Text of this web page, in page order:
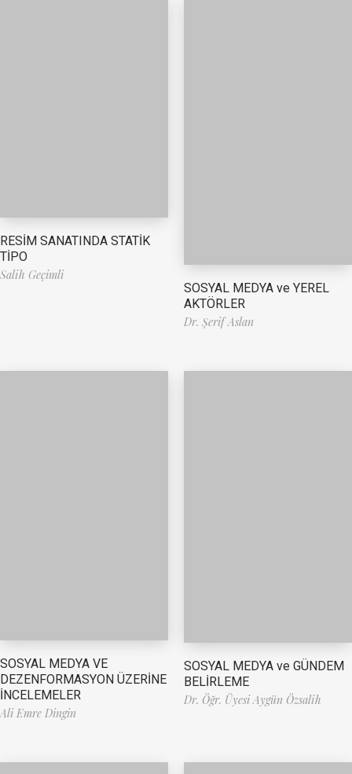
RESİM SANATINDA STATİK
TİPO
Salih Geçimli
SOSYAL MEDYA ve YEREL
AKTÖRLER
Dr. Şerif Aslan
SOSYAL MEDYA VE
DEZENFORMASYON ÜZERİNE
İNCELEMELER
Ali Emre Dingin
SOSYAL MEDYA ve GÜNDEM
BELİRLEME
Dr. Öğr. Üyesi Aygün Özsalih